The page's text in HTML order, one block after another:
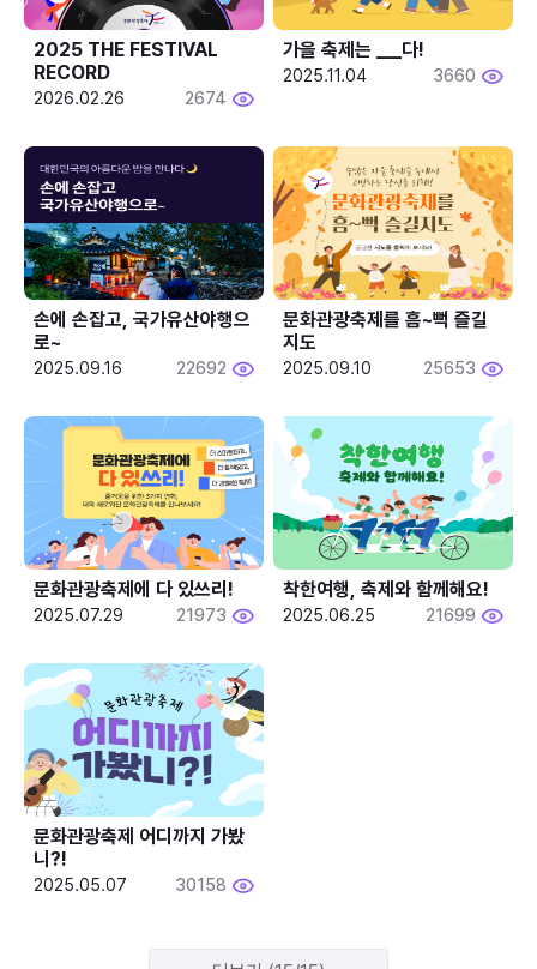
2025 THE FESTIVAL
RECORD
2026.02.26 2674
2025.11.04 3660
손에 손잡고, 국가유산야행으
로~
2025.09.16 22692
문화관광축제를 흠~뻑 즐길
지도
2025.09.10 25653
문화관광축제에 다 있쓰리!
2025.07.29 21973
착한여행, 축제와 함께해요!
2025.06.25 21699
문화관광축제 어디까지 가봤
니?!
2025.05.07 30158